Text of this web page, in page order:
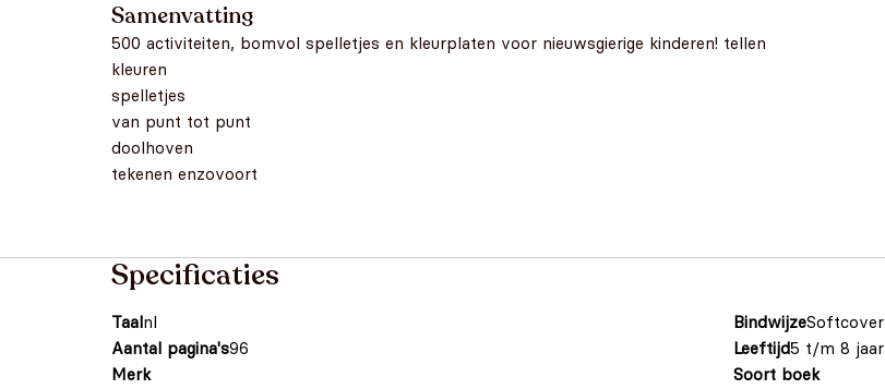
Samenvatting
500 activiteiten, bomvol spelletjes en kleurplaten voor nieuwsgierige kinderen! tellen
kleuren
spelletjes
van punt tot punt
doolhoven
tekenen enzovoort
Specificaties
Taalnl BindwijzeSoftcover
Aantal pagina's96 Leeftijd5 t/m 8 jaar
Merk
Soort boek